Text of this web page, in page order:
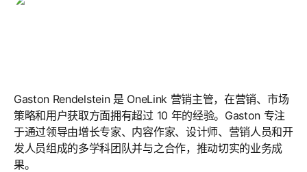
Gaston Rendelstein 是 OneLink 营销主管，在营销、市场
策略和用户获取方面拥有超过 10 年的经验。Gaston 专注
于通过领导由增长专家、内容作家、设计师、营销人员和开
发人员组成的多学科团队并与之合作，推动切实的业务成
果。